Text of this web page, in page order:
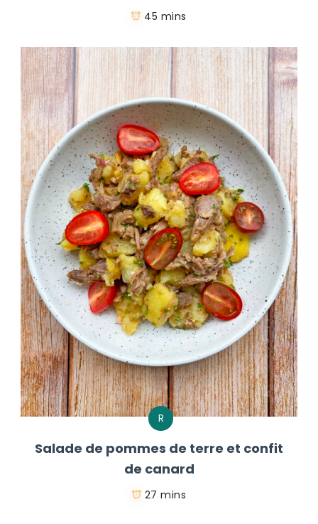
45 mins
R
Salade de pommes de terre et confit
de canard
27 mins